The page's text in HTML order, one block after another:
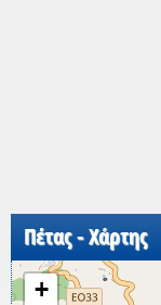
Πέτας - Χάρτης
+